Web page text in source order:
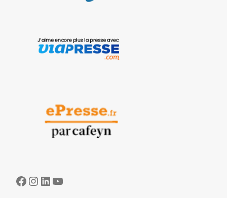
Facebook
Instagram
LinkedIn
YouTube